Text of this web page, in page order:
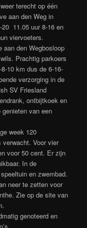
terecht op één
aan den Weg in
11.05 uur 8-16 en
viervoeters.
aan den Wegbosloop
Prachtig parkoers
10 km dus de 6-16-
verzorging in de
SV Friesland
ontbijtkoek en
van een
week 120
verwacht. Voor vier
voor 50 cent. Er zijn
In de
en zwembad.
neer te zetten voor
Zie op de site van
genoteerd en